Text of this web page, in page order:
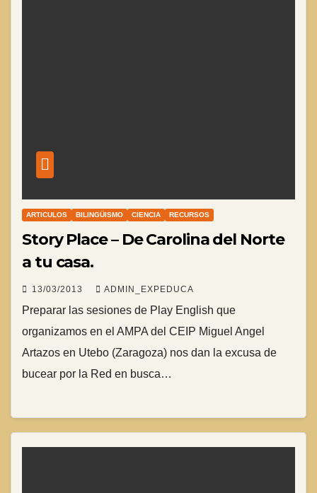
ARTICULOS BILINGÜISMO CIENCIA RECURSOS
Story Place – De Carolina del Norte
a tu casa.
13/03/2013 ADMIN_EXPEDUCA
Preparar las sesiones de Play English que
organizamos en el AMPA del CEIP Miguel Angel
Artazos en Utebo (Zaragoza) nos dan la excusa de
bucear por la Red en busca…